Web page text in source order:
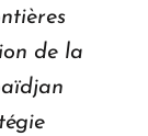
de la